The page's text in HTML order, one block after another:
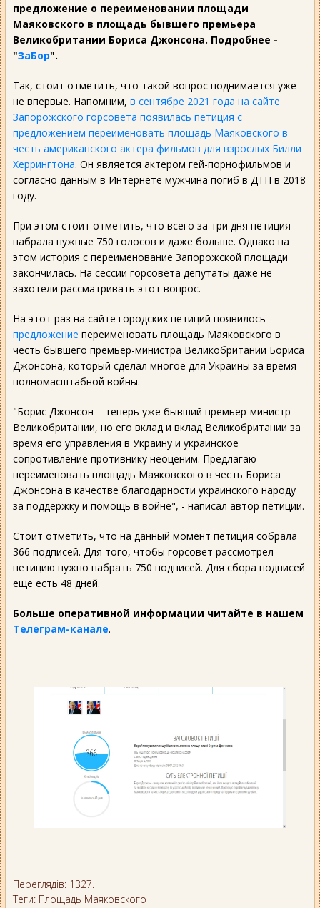
предложение о переименовании площади
Маяковского в площадь бывшего премьера
Великобритании Бориса Джонсона. Подробнее -
"ЗаБор".
Так, стоит отметить, что такой вопрос поднимается уже
не впервые. Напомним, в сентябре 2021 года на сайте
Запорожского горсовета появилась петиция с
предложением переименовать площадь Маяковского в
честь американского актера фильмов для взрослых Билли
Херрингтона. Он является актером гей-порнофильмов и
согласно данным в Интернете мужчина погиб в ДТП в 2018
году.
При этом стоит отметить, что всего за три дня петиция
набрала нужные 750 голосов и даже больше. Однако на
этом история с переименование Запорожской площади
закончилась. На сессии горсовета депутаты даже не
захотели рассматривать этот вопрос.
На этот раз на сайте городских петиций появилось
предложение переименовать площадь Маяковского в
честь бывшего премьер-министра Великобритании Бориса
Джонсона, который сделал многое для Украины за время
полномасштабной войны.
"Борис Джонсон – теперь уже бывший премьер-министр
Великобритании, но его вклад и вклад Великобритании за
время его управления в Украину и украинское
сопротивление противнику неоценим. Предлагаю
переименовать площадь Маяковского в честь Бориса
Джонсона в качестве благодарности украинского народу
за поддержку и помощь в войне", - написал автор петиции.
Стоит отметить, что на данный момент петиция собрала
366 подписей. Для того, чтобы горсовет рассмотрел
петицию нужно набрать 750 подписей. Для сбора подписей
еще есть 48 дней.
Больше оперативной информации читайте в нашем
Телеграм-канале.
Переглядів: 1327.
Теги: Площадь Маяковского